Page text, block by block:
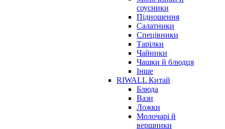
соусники
Підношення
Салатники
Спецівники
Тарілки
Чайники
Чашки й блюдця
Інше
RIWALL Китай
Блюда
Вази
Ложки
Молочарі й
вершники